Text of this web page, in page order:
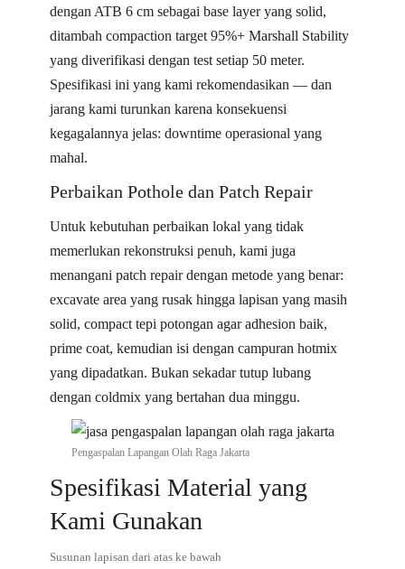
dengan ATB 6 cm sebagai base layer yang solid,
ditambah compaction target 95%+ Marshall Stability
yang diverifikasi dengan test setiap 50 meter.
Spesifikasi ini yang kami rekomendasikan — dan
jarang kami turunkan karena konsekuensi
kegagalannya jelas: downtime operasional yang
mahal.
Perbaikan Pothole dan Patch Repair
Untuk kebutuhan perbaikan lokal yang tidak
memerlukan rekonstruksi penuh, kami juga
menangani patch repair dengan metode yang benar:
excavate area yang rusak hingga lapisan yang masih
solid, compact tepi potongan agar adhesion baik,
prime coat, kemudian isi dengan campuran hotmix
yang dipadatkan. Bukan sekadar tutup lubang
dengan coldmix yang bertahan dua minggu.
Pengaspalan Lapangan Olah Raga Jakarta
Spesifikasi Material yang
Kami Gunakan
Susunan lapisan dari atas ke bawah